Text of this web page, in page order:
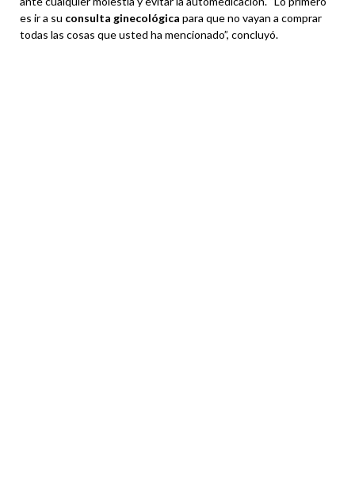
es ir a su consulta ginecológica para que no vayan a comprar
todas las cosas que usted ha mencionado”, concluyó.